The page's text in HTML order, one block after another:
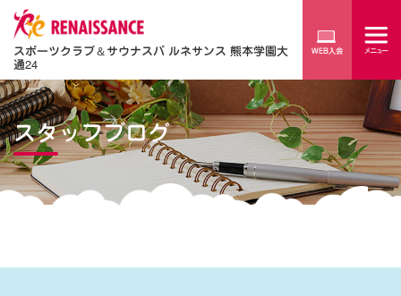
スポーツクラブ＆サウナスパ ルネサンス 熊本学園大
通24
スタッフブログ